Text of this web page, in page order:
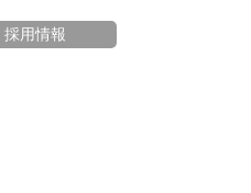
採用情報